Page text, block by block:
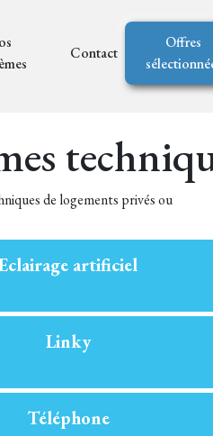
Contact
Offres
de logements privés ou
artificiel
Linky
Téléphone